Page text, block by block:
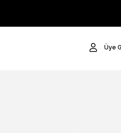
Üye